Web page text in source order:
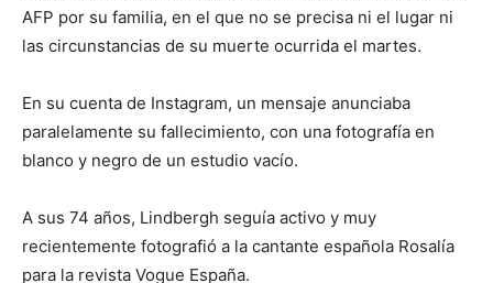
AFP por su familia, en el que no se precisa ni el lugar ni
las circunstancias de su muerte ocurrida el martes.
En su cuenta de Instagram, un mensaje anunciaba
paralelamente su fallecimiento, con una fotografía en
blanco y negro de un estudio vacío.
A sus 74 años, Lindbergh seguía activo y muy
recientemente fotografió a la cantante española Rosalía
para la revista Vogue España.